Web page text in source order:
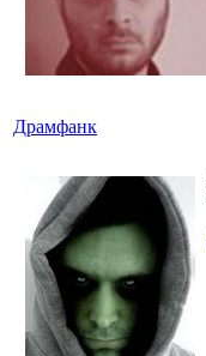
Драмфанк